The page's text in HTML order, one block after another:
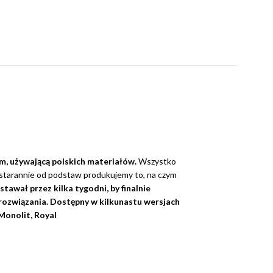
używającą polskich materiałów.Wszystko
od podstaw produkujemy to, na czym
przez kilka tygodni, by finalnie
Dostępny w kilkunastu wersjach
Royal